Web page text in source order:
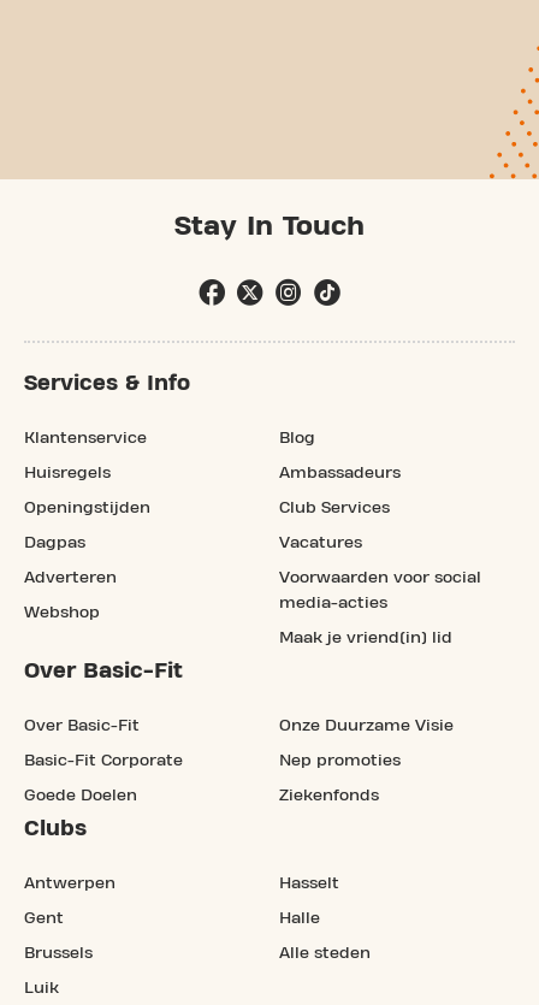
Stay In Touch
Services & Info
Klantenservice
Huisregels
Openingstijden
Dagpas
Adverteren
Webshop
Blog
Ambassadeurs
Club Services
Vacatures
Voorwaarden voor social
media-acties
Maak je vriend(in) lid
Over Basic-Fit
Over Basic-Fit
Basic-Fit Corporate
Goede Doelen
Onze Duurzame Visie
Nep promoties
Ziekenfonds
Clubs
Antwerpen
Gent
Brussels
Luik
Hasselt
Halle
Alle steden